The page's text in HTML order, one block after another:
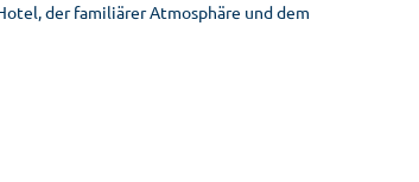
der familiärer Atmosphäre und dem